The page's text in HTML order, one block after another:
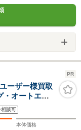
PR
ーザー様買取
・オートエア
インチホイ
ー・チップア
相談可
本体価格